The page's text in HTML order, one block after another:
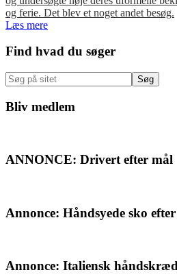
og ferie. Det blev et noget andet besøg.
Læs mere
Primær
Sidebar
Find hvad du søger
Søg
på
sitet
Bliv medlem
ANNONCE: Drivert efter mål
Annonce: Håndsyede sko
Annonce: Italiensk